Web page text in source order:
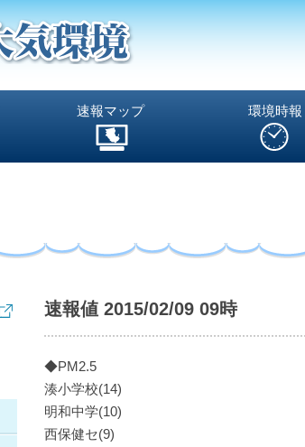
速報マップ 環境時報
速報値 2015/02/09 09時
◆PM2.5
湊小学校(14)
明和中学(10)
西保健セ(9)